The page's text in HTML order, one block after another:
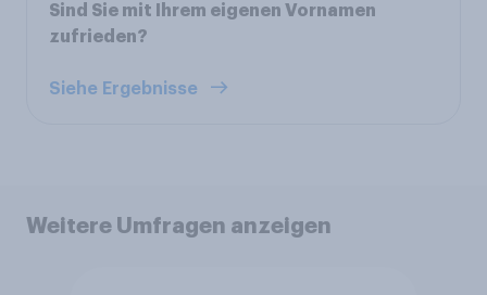
Sind Sie mit Ihrem eigenen Vornamen
zufrieden?
Siehe Ergebnisse
Weitere Umfragen anzeigen